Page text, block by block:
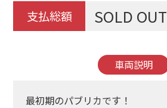
支払総額 SOLD OUT
車両説明
最初期のパブリカです！